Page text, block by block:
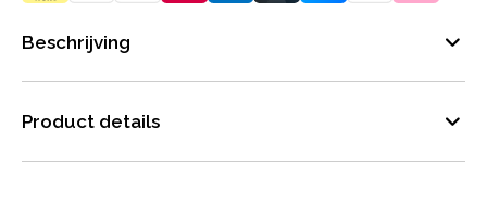
Beschrijving
Product details